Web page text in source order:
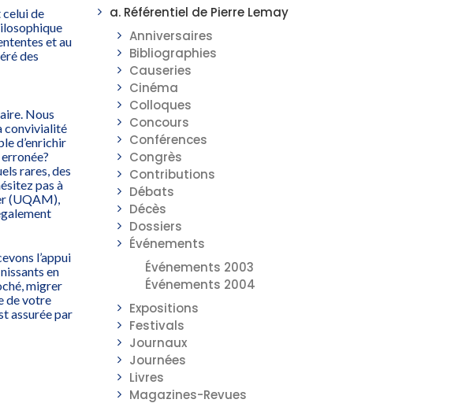
celui de
et au
des
Nous
convivialité
d’enrichir
rares, des
pas à
(UQAM),
l’appui
en
migrer
de votre
assurée par
a. Référentiel de Pierre Lemay
Anniversaires
Bibliographies
Causeries
Cinéma
Colloques
Concours
Conférences
Congrès
Contributions
Débats
Décès
Dossiers
Événements
Événements 2003
Événements 2004
Expositions
Festivals
Journaux
Journées
Livres
Magazines-Revues